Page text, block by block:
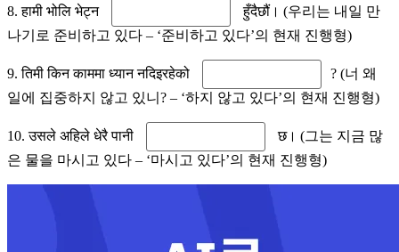
8. हामी भोलि भेट्न
हुँदैछौं। (우리는 내일 만
나기로 준비하고 있다 – ‘준비하고 있다’의 현재 진행형)
9. तिमी किन काममा ध्यान नदिइरहेको
? (너 왜
일에 집중하지 않고 있니? – ‘하지 않고 있다’의 현재 진행형)
10. उसले अहिले धेरै पानी
छ। (그는 지금 많
은 물을 마시고 있다 – ‘마시고 있다’의 현재 진행형)